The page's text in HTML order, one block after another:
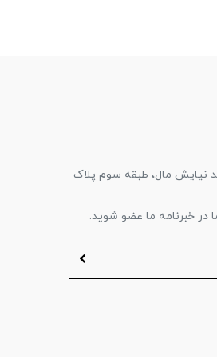
نیایش مال، طبقه سوم پلاک
در خبرنامه ما عضو شوید.